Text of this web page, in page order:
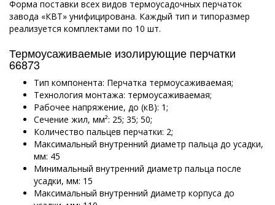
Форма поставки всех видов термоусадочных перчаток
завода «КВТ» унифицирована. Каждый тип и типоразмер
реализуется комплектами по 10 шт.
Термоусаживаемые изолирующие перчатки
66873
Тип компонента: Перчатка термоусаживаемая;
Технология монтажа: термоусаживаемая;
Рабочее напряжение, до (кВ): 1;
Сечение жил, мм²: 25; 35; 50;
Количество пальцев перчатки: 2;
Максимальный внутренний диаметр пальца до усадки,
мм: 45
Минимальный внутренний диаметр пальца после
усадки, мм: 15
Максимальный внутренний диаметр корпуса до